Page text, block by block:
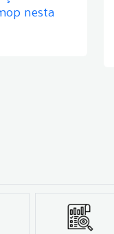
nesta